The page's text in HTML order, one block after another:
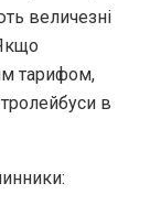
величезні
тарифом,
тролейбуси в